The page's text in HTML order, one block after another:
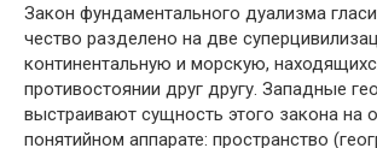
Закон фундаментального дуализма
чество разделено на две
континенталь­ную и морскую,
противостоянии друг другу. Западные
выстраивают сущность этого закона на
понятийном аппарате: про­странство